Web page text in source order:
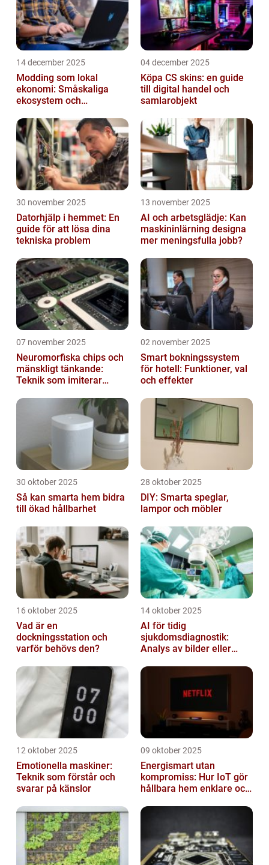
14 december 2025
Modding som lokal
ekonomi: Småskaliga
ekosystem och
04 december 2025
Köpa CS skins: en guide
till digital handel och
samlarobjekt
30 november 2025
Datorhjälp i hemmet: En
guide för att lösa dina
tekniska problem
13 november 2025
AI och arbetsglädje: Kan
maskininlärning designa
mer meningsfulla jobb?
07 november 2025
Neuromorfiska chips och
mänskligt tänkande:
Teknik som imiterar
02 november 2025
Smart bokningssystem
för hotell: Funktioner, val
och effekter
30 oktober 2025
Så kan smarta hem bidra
till ökad hållbarhet
28 oktober 2025
DIY: Smarta speglar,
lampor och möbler
16 oktober 2025
Vad är en
dockningsstation och
varför behövs den?
14 oktober 2025
AI för tidig
sjukdomsdiagnostik:
Analys av bilder eller
12 oktober 2025
Emotionella maskiner:
Teknik som förstår och
svarar på känslor
09 oktober 2025
Energismart utan
kompromiss: Hur IoT gör
hållbara hem enklare och